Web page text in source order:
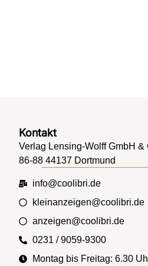
Kontakt
Verlag Lensing-Wolff GmbH
86-88 44137 Dortmund
info@coolibri.de
kleinanzeigen@coolibri.de
anzeigen@coolibri.de
0231 / 9059-9300
Montag bis Freitag: 6.30